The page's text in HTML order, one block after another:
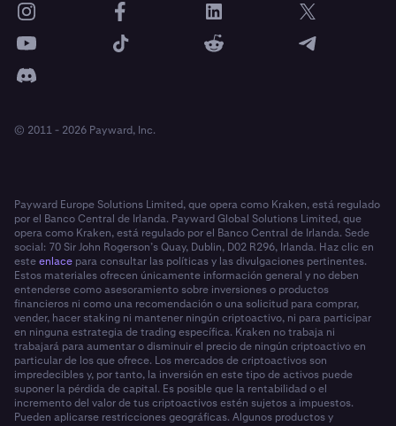
© 2011 - 2026 Payward, Inc.
Payward Europe Solutions Limited, que opera como Kraken, está regulado
por el Banco Central de Irlanda. Payward Global Solutions Limited, que
opera como Kraken, está regulado por el Banco Central de Irlanda. Sede
social: 70 Sir John Rogerson’s Quay, Dublin, D02 R296, Irlanda. Haz clic en
esteenlace para consultar las políticas y las divulgaciones pertinentes.
Estos materiales ofrecen únicamente información general y no deben
entenderse como asesoramiento sobre inversiones o productos
financieros ni como una recomendación o una solicitud para comprar,
vender, hacer staking ni mantener ningún criptoactivo, ni para participar
en ninguna estrategia de trading específica. Kraken no trabaja ni
trabajará para aumentar o disminuir el precio de ningún criptoactivo en
particular de los que ofrece. Los mercados de criptoactivos son
impredecibles y, por tanto, la inversión en este tipo de activos puede
suponer la pérdida de capital. Es posible que la rentabilidad o el
incremento del valor de tus criptoactivos estén sujetos a impuestos.
Pueden aplicarse restricciones geográficas. Algunos productos y